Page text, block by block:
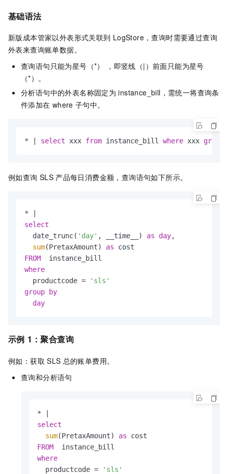
基础语法
新版成本管家以外表形式关联到 LogStore，查询时需要通过查询
外表来查询账单数据。
查询语句只能为星号（*） ，即竖线（|）前面只能为星号
（*）。
分析语句中的外表名称固定为 instance_bill，需统一将查询条
件添加在 where 子句中。
* select xxx from instance_bill where xxx group
例如查询 SLS 产品每日消费金额，查询语句如下所示。
*
select
  date_trunc(
'day' , __time__) as day,
sum(PretaxAmount) as
FROM
where
  productcode
=
'sls'
group
by
day
示例 1：聚合查询
例如：获取 SLS 总的账单费用。
查询和分析语句
*
select
sum(PretaxAmount) as
FROM
where
  productcode
= 'sls'